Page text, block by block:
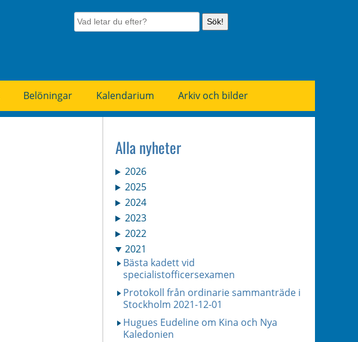
Sök!
Belöningar Kalendarium Arkiv och bilder
Alla nyheter
2026
2025
2024
2023
2022
2021
Bästa kadett vid
specialistofficersexamen
Protokoll från ordinarie sammanträde i
Stockholm 2021-12-01
Hugues Eudeline om Kina och Nya
Kaledonien